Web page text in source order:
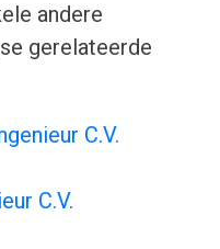
andere
gerelateerde
C.V.
C.V.